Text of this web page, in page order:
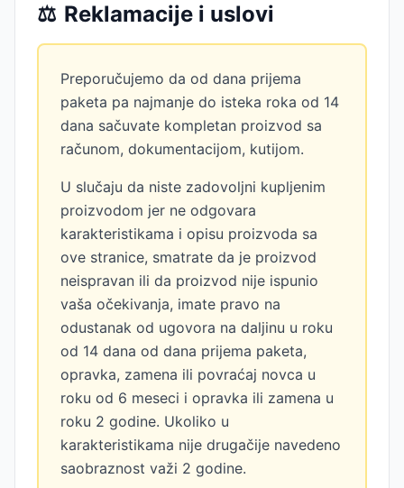
⚖️ Reklamacije i uslovi
Preporučujemo da od dana prijema
paketa pa najmanje do isteka roka od 14
dana sačuvate kompletan proizvod sa
računom, dokumentacijom, kutijom.
U slučaju da niste zadovoljni kupljenim
proizvodom jer ne odgovara
karakteristikama i opisu proizvoda sa
ove stranice, smatrate da je proizvod
neispravan ili da proizvod nije ispunio
vaša očekivanja, imate pravo na
odustanak od ugovora na daljinu u roku
od 14 dana od dana prijema paketa,
opravka, zamena ili povraćaj novca u
roku od 6 meseci i opravka ili zamena u
roku 2 godine. Ukoliko u
karakteristikama nije drugačije navedeno
saobraznost važi 2 godine.